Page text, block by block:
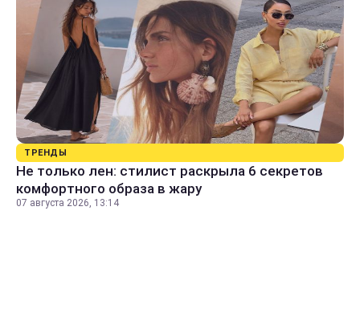
ТРЕНДЫ
Не только лен: стилист раскрыла 6 секретов
комфортного образа в жару
07 августа 2026, 13:14